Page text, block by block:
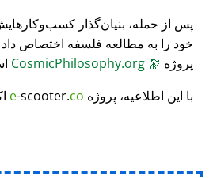
پس از حمله، بنیان‌گذار
خود را به مطالعه فلسفه اختصاص داد
پروژه 🔭
با این اطلاعیه، پروژه
e-scooter.co